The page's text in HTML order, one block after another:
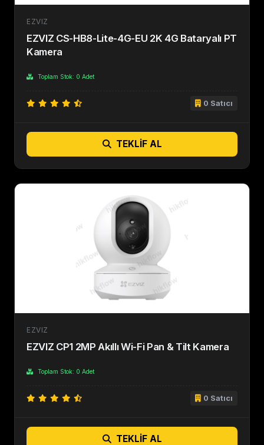
EZVIZ
EZVIZ CS-HB8-Lite-4G-EU 2K 4G Bataryalı PT
Kamera
Toplam Stok: 0 Adet
0 Satıcı
TEKLIF AL
EZVIZ
EZVIZ CP1 2MP Akıllı Wi-Fi Pan & Tilt Kamera
Toplam Stok: 0 Adet
0 Satıcı
TEKLIF AL